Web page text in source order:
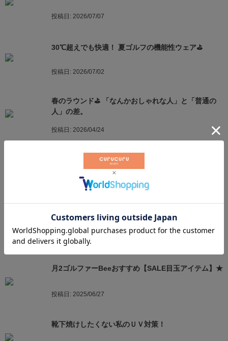
投稿日: 2026/07/07
30℃超えでも快適！ 夏ゴルフの機能性ウェア⛳️
投稿日: 2026/07/02
春のラウンド⛳ 「なんかおしゃれな人」と「普通の
人」の差。
投稿日: 2026/04/24
春の“うっかり焼け”防ぐならコレ⛳️
2026/04/01
ゴルフトーナメント観戦に行く時の持ち物リスト⛳️あ
ると便利なアイテムも紹介！
投稿日:2026/03/16
月2ゴルファーBeeおすすめ【SALE目玉アイテム】★
投稿日: 2025/06/27
靴下焼けしたくない私のＵＶ対策！